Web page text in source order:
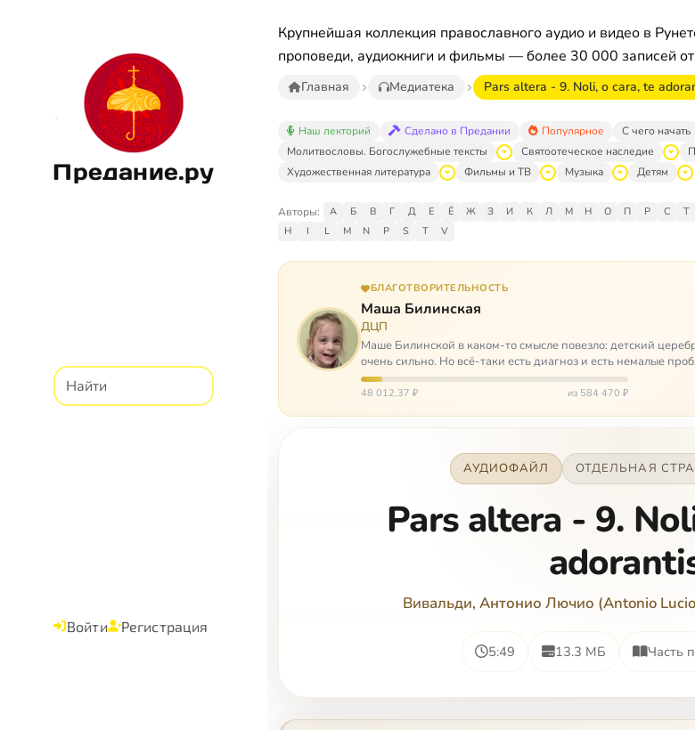
Предание.ру
Войти Регистрация
Крупнейшая коллекция православного аудио и видео в
проповеди, аудиокниги и фильмы — более 30 000 записей
Главная Медиатека Pars altera - 9. Noli, o cara, te
Наш лекторий Сделано в Предании Популярное С чего начать
Молитвословы. Богослужебные тексты
Святоотеческое наследие
Художественная литература
Фильмы и ТВ Музыка Детям
Авторы: А Б В Г Д Е Ё Ж З И К Л М Н О П Р С Т
H
I L M N P S T V
БЛАГОТВОРИТЕЛЬНОСТЬ
Маша Билинская
ДЦП
Маше Билинской в каком-то смысле повезло: детский
очень сильно. Но всё-таки есть диагноз и есть немалые
ходит, и от т…
48 012,37 ₽ из 584 470 ₽
АУДИОФАЙЛ ОТДЕЛЬНАЯ
Pars altera - 9.
Вивальди, Антонио Лючио (Antonio
5:49 13.3 МБ Часть